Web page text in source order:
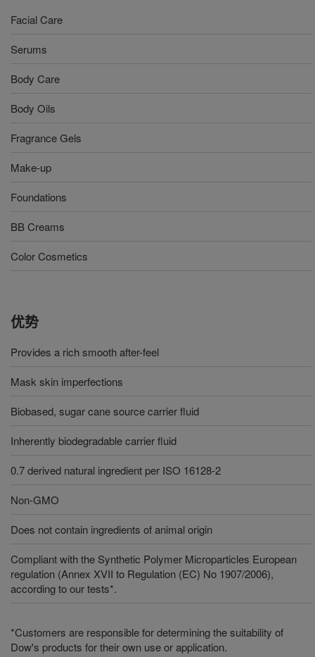
Facial Care
Serums
Body Care
Body Oils
Fragrance Gels
Make-up
Foundations
BB Creams
Color Cosmetics
优势
Provides a rich smooth after-feel
Mask skin imperfections
Biobased, sugar cane source carrier fluid
Inherently biodegradable carrier fluid
0.7 derived natural ingredient per ISO 16128-2
Non-GMO
Does not contain ingredients of animal origin
Compliant with the Synthetic Polymer Microparticles European
regulation (Annex XVII to Regulation (EC) No 1907/2006),
according to our tests*.
*Customers are responsible for determining the suitability of
Dow's products for their own use or application.